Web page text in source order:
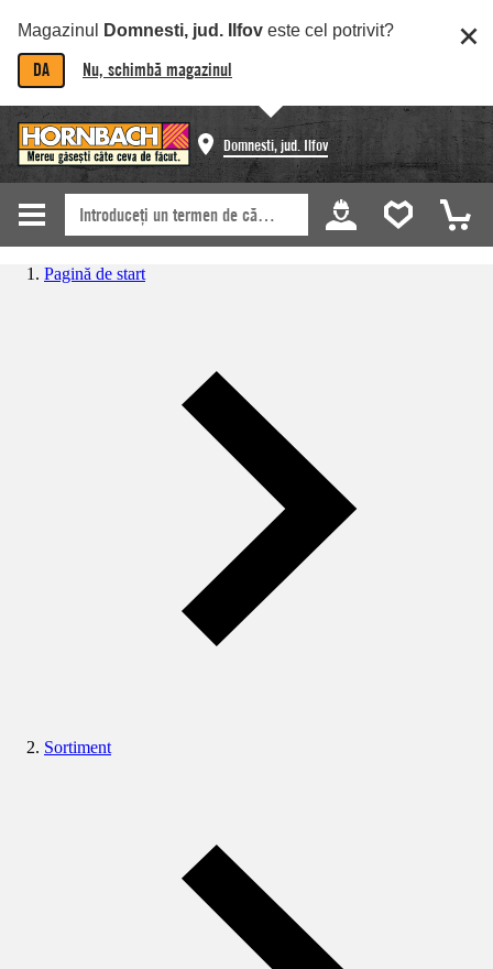
Magazinul Domnesti, jud. Ilfov este cel potrivit?
DA Nu, schimbă magazinul
Domnesti, jud. Ilfov
Pagină de start
Sortiment